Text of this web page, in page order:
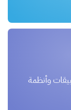
وأنظمة